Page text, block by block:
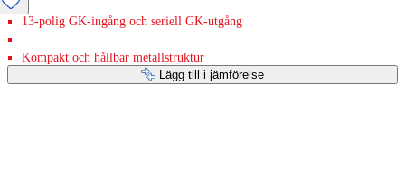
13-polig GK-ingång och seriell GK-utgång
Kompakt och hållbar metallstruktur
Lägg till i jämförelse